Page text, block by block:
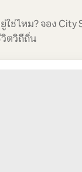
ช่ไหม? จอง City
วิตวิถีถิ่น